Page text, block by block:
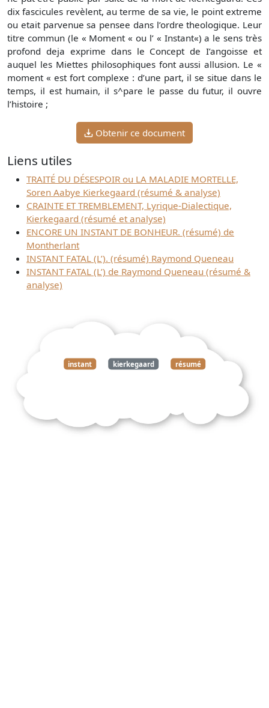
dix fascicules revèlent, au terme de sa vie, le point extreme
ou etait parvenue sa pensee dans l’ordre theologique. Leur
titre commun (le « Moment « ou l’ « Instant«) a le sens très
profond deja exprime dans le Concept de I’angoisse et
auquel les Miettes philosophiques font aussi allusion. Le «
moment « est fort complexe : d’une part, il se situe dans le
temps, il est humain, il s^pare le passe du futur, il ouvre
l’histoire ;
Obtenir ce document
Liens utiles
TRAITÉ DU DÉSESPOIR ou LA MALADIE MORTELLE,
Soren Aabye Kierkegaard (résumé & analyse)
CRAINTE ET TREMBLEMENT, Lyrique-Dialectique,
Kierkegaard (résumé et analyse)
ENCORE UN INSTANT DE BONHEUR. (résumé) de
Montherlant
INSTANT FATAL (L’). (résumé) Raymond Queneau
INSTANT FATAL (L’) de Raymond Queneau (résumé &
analyse)
instant kierkegaard résumé